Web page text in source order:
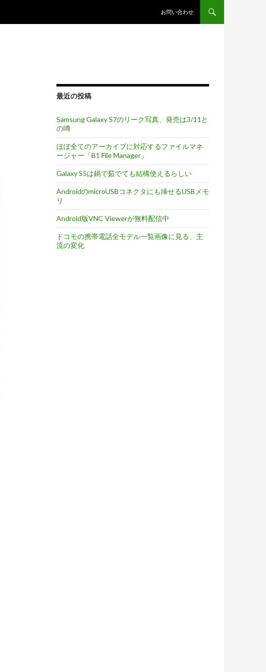
お問い合わせ
最近の投稿
Samsung Galaxy S7のリーク写真、発売は3/11と
の噂
ほぼ全てのアーカイブに対応するファイルマネ
ージャー「B1 File Manager」
Galaxy S5は鍋で茹でても結構使えるらしい
AndroidのmicroUSBコネクタにも挿せるUSBメモ
リ
Android版VNC Viewerが無料配信中
ドコモの携帯電話全モデル一覧画像に見る、主
流の変化